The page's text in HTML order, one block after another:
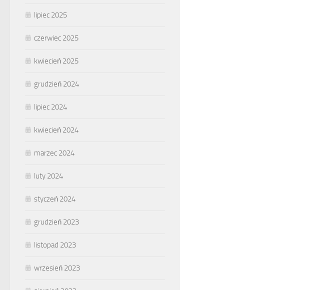
lipiec 2025
czerwiec 2025
kwiecień 2025
grudzień 2024
lipiec 2024
kwiecień 2024
marzec 2024
luty 2024
styczeń 2024
grudzień 2023
listopad 2023
wrzesień 2023